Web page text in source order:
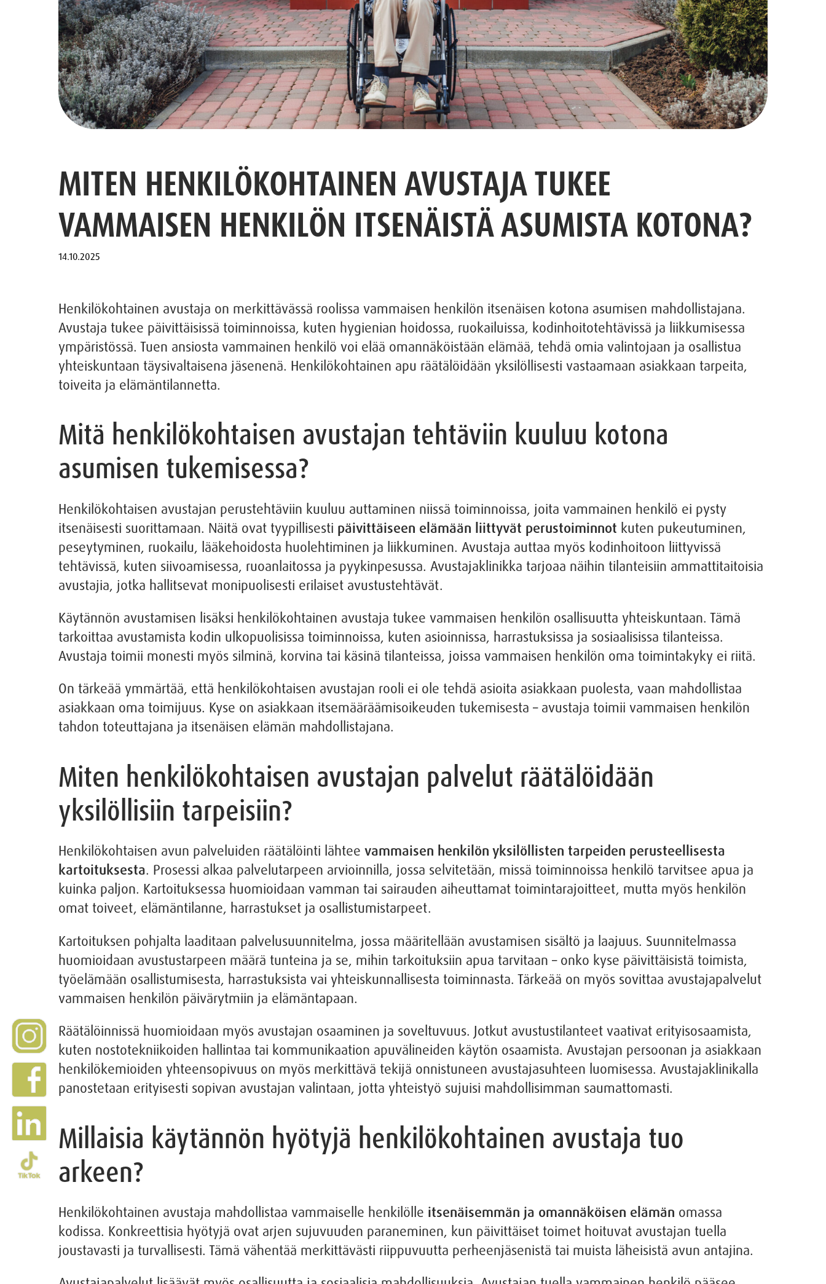
MITEN HENKILÖKOHTAINEN AVUSTAJA TUKEE
VAMMAISEN HENKILÖN ITSENÄISTÄ ASUMISTA KOTONA?
Henkilökohtainen avustaja on merkittävässä roolissa vammaisen henkilön itsenäisen kotona asumisen mahdollistajana.
Avustaja tukee päivittäisissä toiminnoissa, kuten hygienian hoidossa, ruokailuissa, kodinhoitotehtävissä ja liikkumisessa
ympäristössä. Tuen ansiosta vammainen henkilö voi elää omannäköistään elämää, tehdä omia valintojaan ja osallistua
yhteiskuntaan täysivaltaisena jäsenenä. Henkilökohtainen apu räätälöidään yksilöllisesti vastaamaan asiakkaan tarpeita,
toiveita ja elämäntilannetta.
Mitä henkilökohtaisen avustajan tehtäviin kuuluu kotona
asumisen tukemisessa?
Henkilökohtaisen avustajan perustehtäviin kuuluu auttaminen niissä toiminnoissa, joita vammainen henkilö ei pysty
itsenäisesti suorittamaan. Näitä ovat tyypillisesti päivittäiseen elämään liittyvät perustoiminnot kuten pukeutuminen,
peseytyminen, ruokailu, lääkehoidosta huolehtiminen ja liikkuminen. Avustaja auttaa myös kodinhoitoon liittyvissä
tehtävissä, kuten siivoamisessa, ruoanlaitossa ja pyykinpesussa. Avustajaklinikka tarjoaa näihin tilanteisiin ammattitaitoisia
avustajia, jotka hallitsevat monipuolisesti erilaiset avustustehtävät.
Käytännön avustamisen lisäksi henkilökohtainen avustaja tukee vammaisen henkilön osallisuutta yhteiskuntaan. Tämä
tarkoittaa avustamista kodin ulkopuolisissa toiminnoissa, kuten asioinnissa, harrastuksissa ja sosiaalisissa tilanteissa.
Avustaja toimii monesti myös silminä, korvina tai käsinä tilanteissa, joissa vammaisen henkilön oma toimintakyky ei riitä.
On tärkeää ymmärtää, että henkilökohtaisen avustajan rooli ei ole tehdä asioita asiakkaan puolesta, vaan mahdollistaa
asiakkaan oma toimijuus. Kyse on asiakkaan itsemääräämisoikeuden tukemisesta – avustaja toimii vammaisen henkilön
tahdon toteuttajana ja itsenäisen elämän mahdollistajana.
Miten henkilökohtaisen avustajan palvelut räätälöidään
yksilöllisiin tarpeisiin?
Henkilökohtaisen avun palveluiden räätälöinti lähtee vammaisen henkilön yksilöllisten tarpeiden perusteellisesta
kartoituksesta. Prosessi alkaa palvelutarpeen arvioinnilla, jossa selvitetään, missä toiminnoissa henkilö tarvitsee apua ja
kuinka paljon. Kartoituksessa huomioidaan vamman tai sairauden aiheuttamat toimintarajoitteet, mutta myös henkilön
omat toiveet, elämäntilanne, harrastukset ja osallistumistarpeet.
Kartoituksen pohjalta laaditaan palvelusuunnitelma, jossa määritellään avustamisen sisältö ja laajuus. Suunnitelmassa
huomioidaan avustustarpeen määrä tunteina ja se, mihin tarkoituksiin apua tarvitaan – onko kyse päivittäisistä toimista,
työelämään osallistumisesta, harrastuksista vai yhteiskunnallisesta toiminnasta. Tärkeää on myös sovittaa avustajapalvelut
vammaisen henkilön päivärytmiin ja elämäntapaan.
Räätälöinnissä huomioidaan myös avustajan osaaminen ja soveltuvuus. Jotkut avustustilanteet vaativat erityisosaamista,
kuten nostotekniikoiden hallintaa tai kommunikaation apuvälineiden käytön osaamista. Avustajan persoonan ja asiakkaan
henkilökemioiden yhteensopivuus on myös merkittävä tekijä onnistuneen avustajasuhteen luomisessa. Avustajaklinikalla
panostetaan erityisesti sopivan avustajan valintaan, jotta yhteistyö sujuisi mahdollisimman saumattomasti.
Millaisia käytännön hyötyjä henkilökohtainen avustaja tuo
arkeen?
Henkilökohtainen avustaja mahdollistaa vammaiselle henkilölle itsenäisemmän ja omannäköisen elämän omassa
kodissa. Konkreettisia hyötyjä ovat arjen sujuvuuden paraneminen, kun päivittäiset toimet hoituvat avustajan tuella
joustavasti ja turvallisesti. Tämä vähentää merkittävästi riippuvuutta perheenjäsenistä tai muista läheisistä avun antajina.